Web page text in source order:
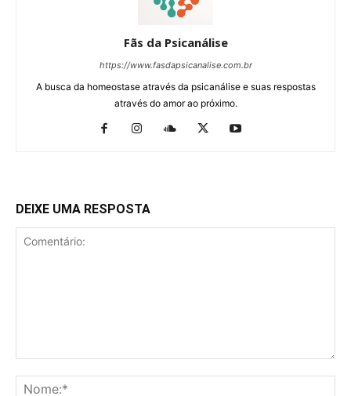
Fãs da Psicanálise
https://www.fasdapsicanalise.com.br
A busca da homeostase através da psicanálise e suas respostas
através do amor ao próximo.
DEIXE UMA RESPOSTA